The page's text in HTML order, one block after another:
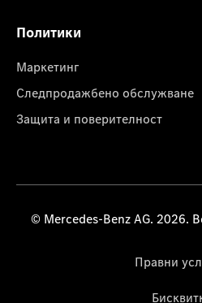
Политики
Маркетинг
Следпродажбено обслужване
Защита и поверителност
© Mercedes-Benz AG. 2026.
Правни